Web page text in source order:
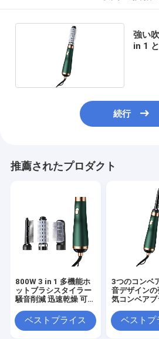
強い
in 1
続行
推薦されたプロダクト
800W 3 in 1 多機能ホ
ットブラシスタイラー
騒音削減 迅速乾燥 可変
ベストプライス
3つのコンベ
音デザイン
気コンベアブ
ベストプ